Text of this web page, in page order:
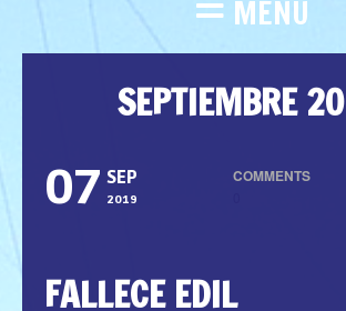
MENU
SEPTIEMBRE
07 SEP
2019
COMMENTS
FALLECE EDIL